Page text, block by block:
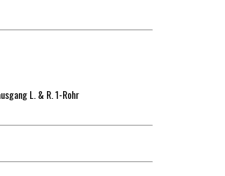
L. & R. 1-Rohr